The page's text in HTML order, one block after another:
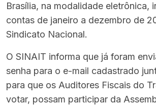
Brasília, na modalidade eletrônica,
contas de janeiro a dezembro de
Sindicato Nacional.
O SINAIT informa que já foram
senha para o e-mail cadastrado
para que os Auditores Fiscais do
votar, possam participar da